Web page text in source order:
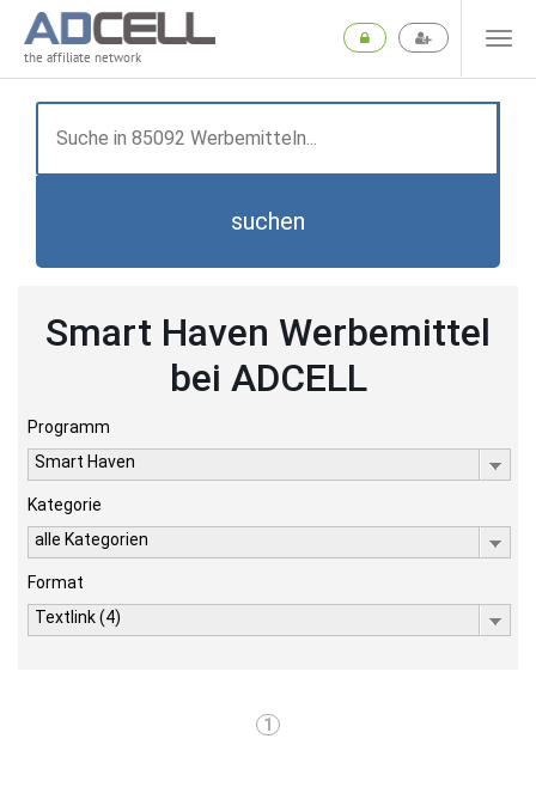
the affiliate network
suchen
Smart Haven Werbemittel
bei ADCELL
Programm
Smart Haven
Kategorie
alle Kategorien
Format
Textlink (4)
1